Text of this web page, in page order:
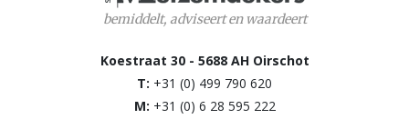
bemiddelt, adviseert en waardeert
Koestraat 30 - 5688 AH Oirschot
T: +31 (0) 499 790 620
M: +31 (0) 6 28 595 222